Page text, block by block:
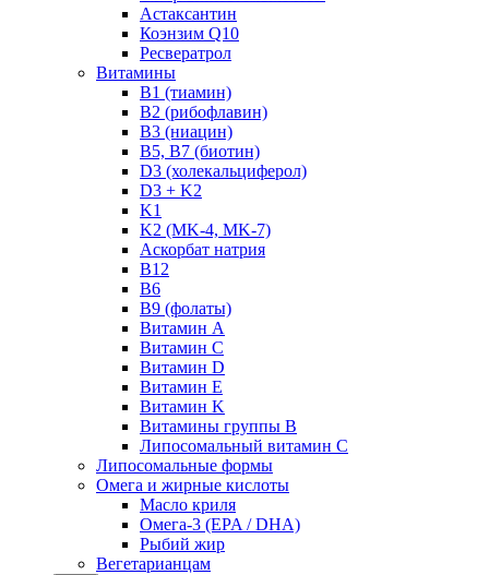
Астаксантин
Коэнзим Q10
Ресвератрол
Витамины
B1 (тиамин)
B2 (рибофлавин)
B3 (ниацин)
B5, B7 (биотин)
D3 (холекальциферол)
D3 + K2
K1
K2 (MK-4, MK-7)
Аскорбат натрия
В12
В6
В9 (фолаты)
Витамин A
Витамин C
Витамин D
Витамин E
Витамин K
Витамины группы B
Липосомальный витамин C
Липосомальные формы
Омега и жирные кислоты
Масло криля
Омега-3 (EPA / DHA)
Рыбий жир
Вегетарианцам